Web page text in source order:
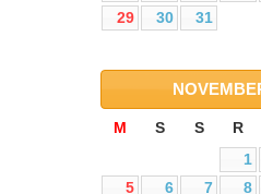
29
30 31
M S S R
1
5
6 7 8